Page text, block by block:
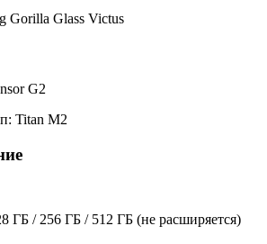
Gorilla Glass Victus
G2
Titan M2
ГБ / 256 ГБ / 512 ГБ (не расширяется)